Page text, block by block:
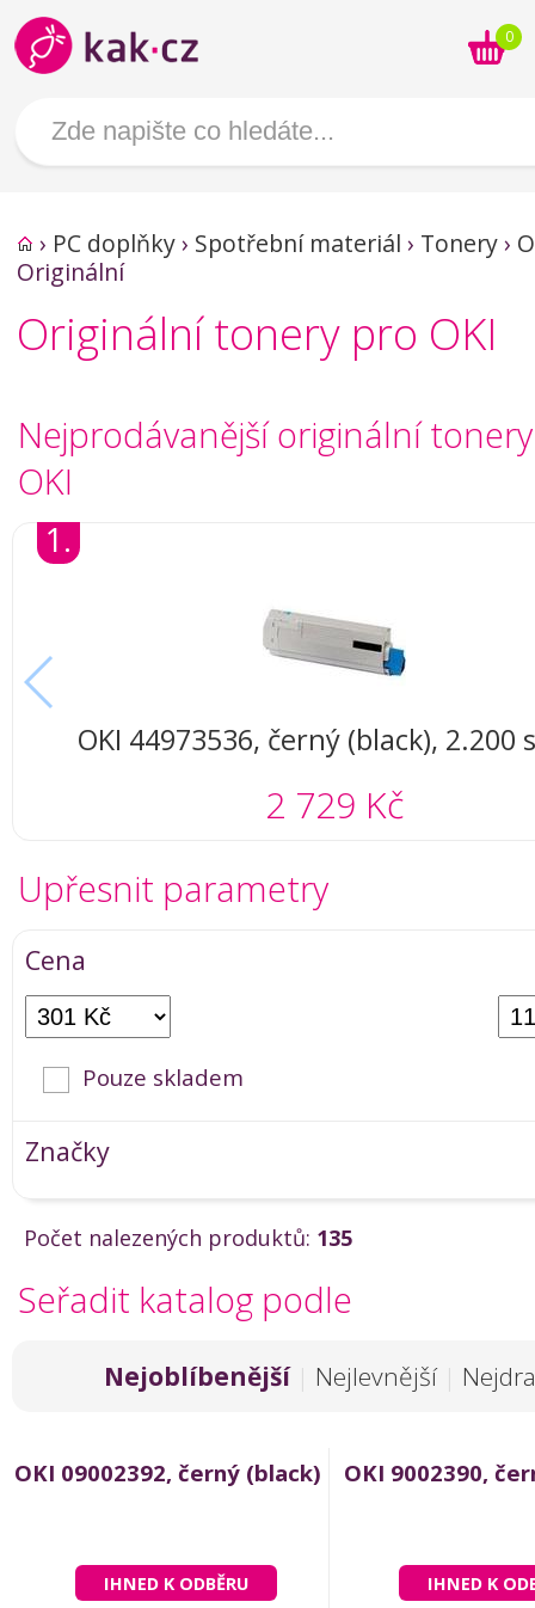
0
› PC doplňky› Spotřební materiál › Tonery›
Originální
Originální tonery pro OKI
Nejprodávanější originální
OKI
1.
OKI 44973536, černý (black), 2.200
2 729 Kč
Upřesnit parametry
Cena
Pouze skladem
Značky
Počet nalezených produktů: 135
Seřadit katalog podle
Nejoblíbenější | Nejlevnější |
OKI 09002392, černý (black)
IHNED K ODBĚRU
OKI 9002390,
IHNED K